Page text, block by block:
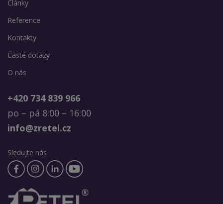
Články
Reference
Kontakty
Časté dotazy
O nás
+420 734 839 966
po – pá 8:00 – 16:00
info@zretel.cz
Sledujte nás